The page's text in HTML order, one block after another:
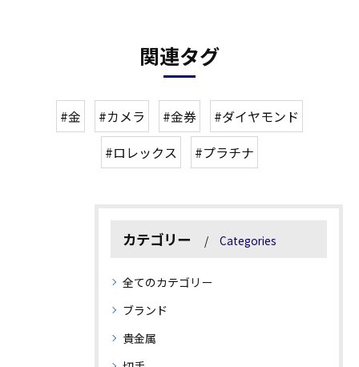
関連タグ
#金 #カメラ #金券
#ダイヤモンド
#ロレックス
#プラチナ
カテゴリー Categories
全てのカテゴリー
ブランド
貴金属